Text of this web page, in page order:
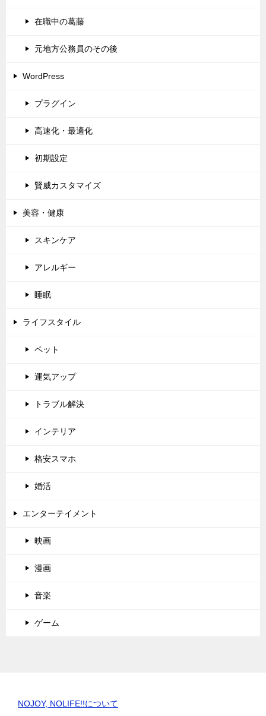
在職中の葛藤
元地方公務員のその後
WordPress
プラグイン
高速化・最適化
初期設定
賢威カスタマイズ
美容・健康
スキンケア
アレルギー
睡眠
ライフスタイル
ペット
運気アップ
トラブル解決
インテリア
格安スマホ
婚活
エンターテイメント
映画
漫画
音楽
ゲーム
NOJOY, NOLIFE!!について